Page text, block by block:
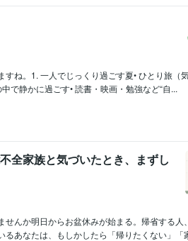
ね。1. 一人でじっくり過ごす夏• ひとり旅（
で静かに過ごす• 読書・映画・勉強など“自...
全家族と気づいたとき、まずし
せんか明日からお盆休みが始まる。帰省する
あなたは、もしかしたら「帰りたくない」「